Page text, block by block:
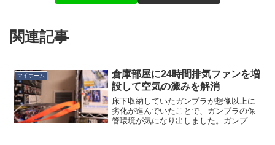
関連記事
マイホーム
倉庫部屋に24時間排気ファンを増
設して空気の澱みを解消
床下収納していたガンプラが想像以上に
劣化が進んでいたことで、ガンプラの保
管環境が気になり出しました。ガンプラ